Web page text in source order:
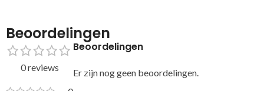
Beoordelingen
0 reviews
Beoordelingen
Er zijn nog geen beoordelingen.